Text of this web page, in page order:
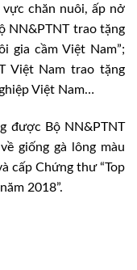
chăn nuôi, ấp nở
NN&PTNT trao tặng
gia cầm Việt Nam”;
Việt Nam trao tặng
Việt Nam…
được Bộ NN&PTNT
giống gà lông màu
cấp Chứng thư “Top
2018”.